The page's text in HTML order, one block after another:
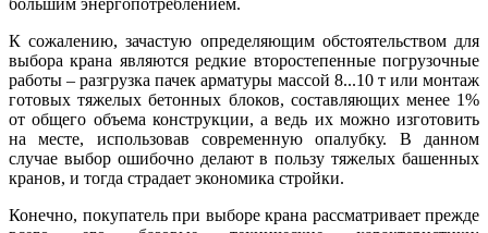
большим энергопотреблением.
К сожалению, зачастую определяющим обстоятельством для
выбора крана являются редкие второстепенные погрузочные
работы – разгрузка пачек арматуры массой 8...10 т или монтаж
готовых тяжелых бетонных блоков, составляющих менее 1%
от общего объема конструкции, а ведь их можно изготовить
на месте, использовав современную опалубку. В данном
случае выбор ошибочно делают в пользу тяжелых башенных
кранов, и тогда страдает экономика стройки.
Конечно, покупатель при выборе крана рассматривает прежде